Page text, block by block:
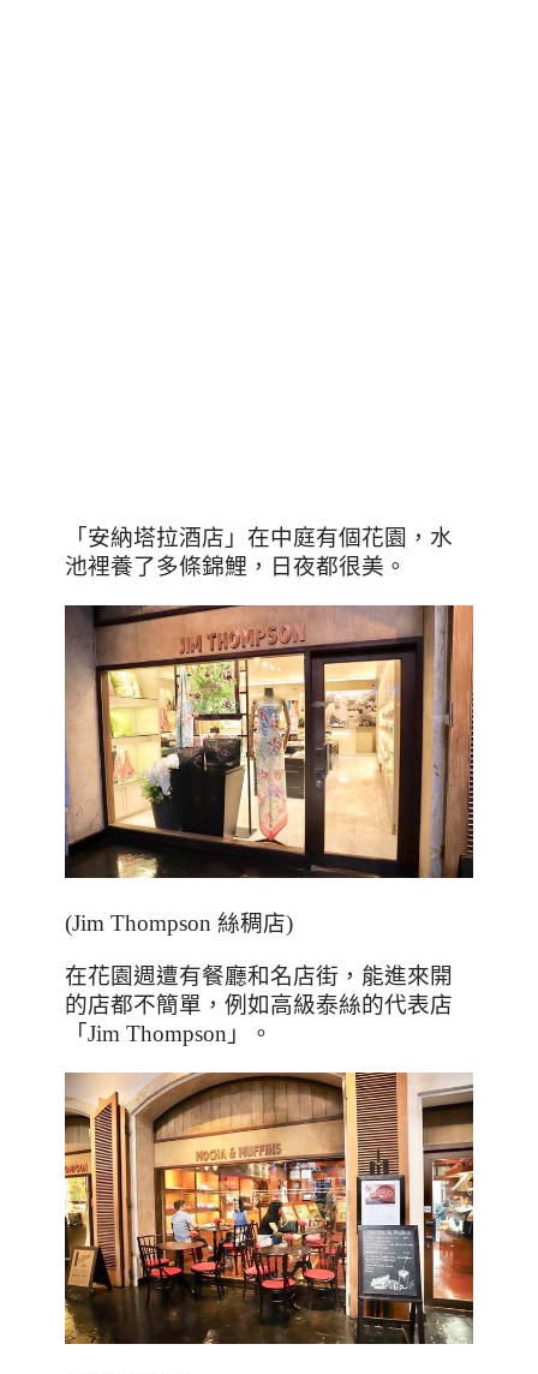
「安納塔拉酒店」在中庭有個花園，水
池裡養了多條錦鯉，日夜都很美。
(Jim Thompson 絲稠店)
在花園週遭有餐廳和名店街，能進來開
的店都不簡單，例如高級泰絲的代表店
「Jim Thompson 」。